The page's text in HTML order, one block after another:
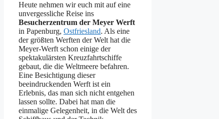
Heute nehmen wir euch mit auf eine
unvergessliche Reise ins
Besucherzentrum der Meyer Werft
in Papenburg, Ostfriesland. Als eine
der größten Werften der Welt hat die
Meyer-Werft schon einige der
spektakulärsten Kreuzfahrtschiffe
gebaut, die die Weltmeere befahren.
Eine Besichtigung dieser
beeindruckenden Werft ist ein
Erlebnis, das man sich nicht entgehen
lassen sollte. Dabei hat man die
einmalige Gelegenheit, in die Welt des